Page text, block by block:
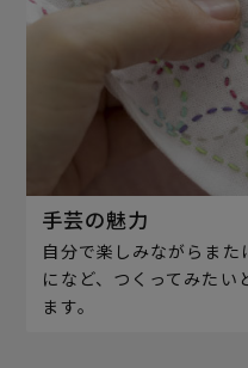
手芸の魅力
自分で楽しみながらま
になど、つくってみたい
ます。